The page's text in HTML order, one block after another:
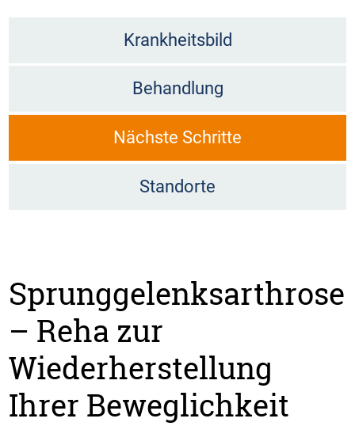
Krankheitsbild
Behandlung
Nächste Schritte
Standorte
Sprunggelenksarthrose
– Reha zur
Wiederherstellung
Ihrer Beweglichkeit